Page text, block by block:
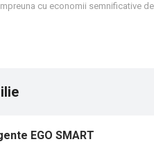
cu economii semnificative
EGO SMART